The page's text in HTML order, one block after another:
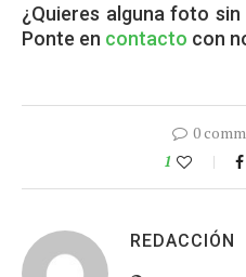
¿Quieres alguna foto
Ponte en contacto con
0
1
REDACCIÓN